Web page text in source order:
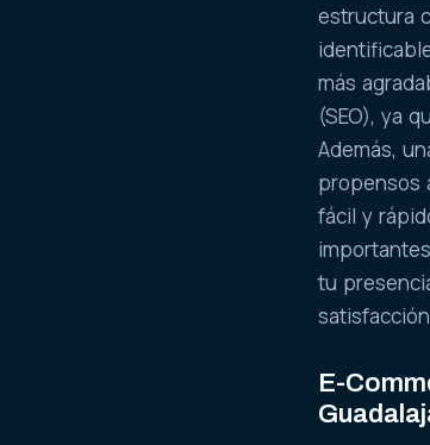
estructura
más
(SEO), ya
Además,
propensos
fácil y
tu
E-